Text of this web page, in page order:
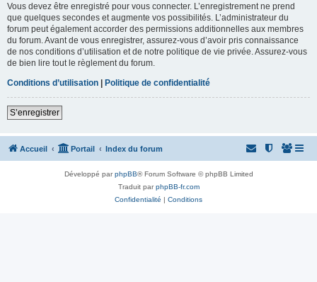
Vous devez être enregistré pour vous connecter. L’enregistrement ne prend
que quelques secondes et augmente vos possibilités. L’administrateur du
forum peut également accorder des permissions additionnelles aux membres
du forum. Avant de vous enregistrer, assurez-vous d’avoir pris connaissance
de nos conditions d’utilisation et de notre politique de vie privée. Assurez-vous
de bien lire tout le règlement du forum.
Conditions d’utilisation | Politique de confidentialité
S’enregistrer
Accueil Portail Index du forum
Développé parphpBB® Forum Software © phpBB Limited
Traduit parphpBB-fr.com
Confidentialité | Conditions